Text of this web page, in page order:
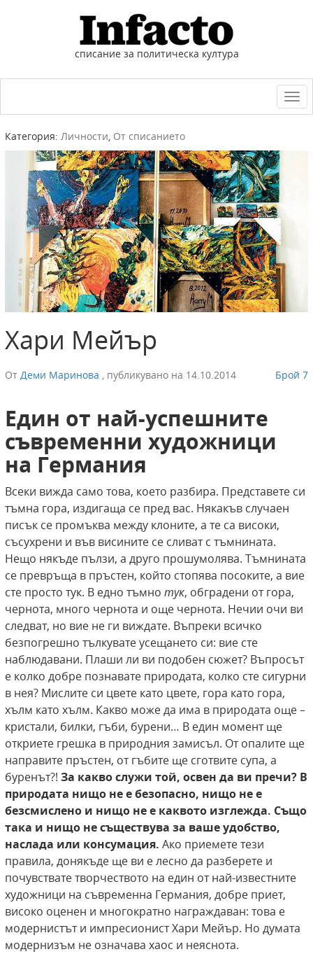
списание за политическа култура
Категория: Личности, От списанието
Хари Мейър
От Деми Маринова , публикувано на 14.10.2014 Брой 7
Един от най-успешните
съвременни художници
на Германия
Всеки вижда само това, което разбира. Представете си
тъмна гора, издигаща се пред вас. Някакъв случаен
писък се промъква между клоните, а те са високи,
съсухрени и във висините се сливат с тъмнината.
Нещо някъде пълзи, а друго прошумолява. Тъмнината
се превръща в пръстен, който стопява посоките, а вие
сте просто тук. В едно тъмно тук, обградени от гора,
чернота, много чернота и още чернота. Нечии очи ви
следват, но вие не ги виждате. Въпреки всичко
безпогрешно тълкувате усещането си: вие сте
наблюдавани. Плаши ли ви подобен сюжет? Въпросът
е колко добре познавате природата, колко сте сигурни
в нея? Мислите си цвете като цвете, гора като гора,
хълм като хълм. Какво може да има в природата още –
кристали, билки, гъби, бурени… В един момент ще
откриете грешка в природния замисъл. От опалите ще
направите пръстен, от гъбите ще сготвите супа, а
буренът?! За какво служи той, освен да ви пречи? В
природата нищо не е безопасно, нищо не е
безсмислено и нищо не е каквото изглежда. Също
така и нищо не съществува за ваше удобство,
наслада или консумация. Ако приемете тези
правила, донякъде ще ви е лесно да разберете и
почувствате творчеството на един от най-известните
художници на съвременна Германия, добре приет,
високо оценен и многократно награждаван: това е
модернистът и импресионист Хари Мейър. Но думата
модернизъм не означава хаос и неяснота.